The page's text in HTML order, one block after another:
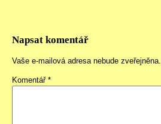
Napsat komentář
Vaše e-mailová adresa nebude zveřejněna.
Komentář *